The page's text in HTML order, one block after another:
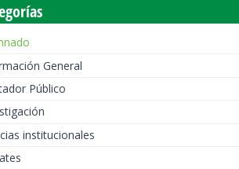
General
Público
institucionales